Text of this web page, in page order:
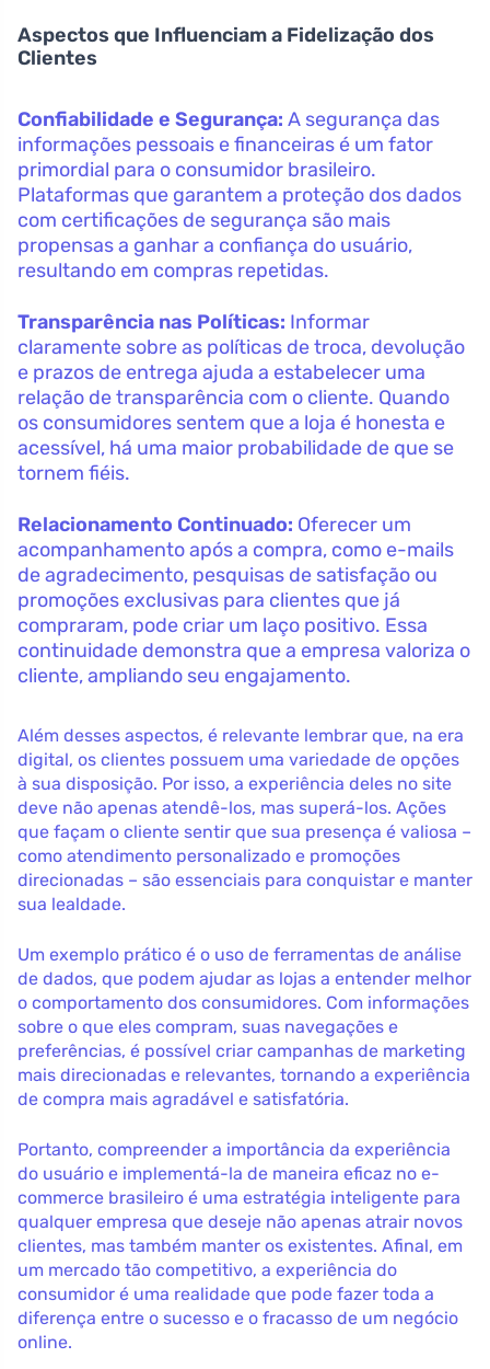
Aspectos que Influenciam a Fidelização dos
Clientes
Confiabilidade e Segurança: A segurança das
informações pessoais e financeiras é um fator
primordial para o consumidor brasileiro.
Plataformas que garantem a proteção dos dados
com certificações de segurança são mais
propensas a ganhar a confiança do usuário,
resultando em compras repetidas.
Transparência nas Políticas: Informar
claramente sobre as políticas de troca, devolução
e prazos de entrega ajuda a estabelecer uma
relação de transparência com o cliente. Quando
os consumidores sentem que a loja é honesta e
acessível, há uma maior probabilidade de que se
tornem fiéis.
Relacionamento Continuado: Oferecer um
acompanhamento após a compra, como e-mails
de agradecimento, pesquisas de satisfação ou
promoções exclusivas para clientes que já
compraram, pode criar um laço positivo. Essa
continuidade demonstra que a empresa valoriza o
cliente, ampliando seu engajamento.
Além desses aspectos, é relevante lembrar que, na era
digital, os clientes possuem uma variedade de opções
à sua disposição. Por isso, a experiência deles no site
deve não apenas atendê-los, mas superá-los. Ações
que façam o cliente sentir que sua presença é valiosa –
como atendimento personalizado e promoções
direcionadas – são essenciais para conquistar e manter
sua lealdade.
Um exemplo prático é o uso de ferramentas de análise
de dados, que podem ajudar as lojas a entender melhor
o comportamento dos consumidores. Com informações
sobre o que eles compram, suas navegações e
preferências, é possível criar campanhas de marketing
mais direcionadas e relevantes, tornando a experiência
de compra mais agradável e satisfatória.
Portanto, compreender a importância da experiência
do usuário e implementá-la de maneira eficaz no e-
commerce brasileiro é uma estratégia inteligente para
qualquer empresa que deseje não apenas atrair novos
clientes, mas também manter os existentes. Afinal, em
um mercado tão competitivo, a experiência do
consumidor é uma realidade que pode fazer toda a
diferença entre o sucesso e o fracasso de um negócio
online.